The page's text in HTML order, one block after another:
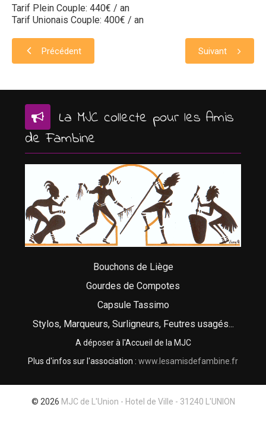
Tarif Plein Couple: 440€ / an
Tarif Unionais Couple: 400€ / an
Précédent Suivant
La MJC collecte pour les Amis
de Fambine
Bouchons de Liège
Gourdes de Compotes
Capsule Tassimo
Stylos, Marqueurs, Surligneurs, Feutres usagés...
A déposer à l'Accueil de la MJC
Plus d'infos sur l'association : www.lesamisdefambine.fr
© 2026 MJC de L'Union - Hotel de Ville - 31240 L'UNION